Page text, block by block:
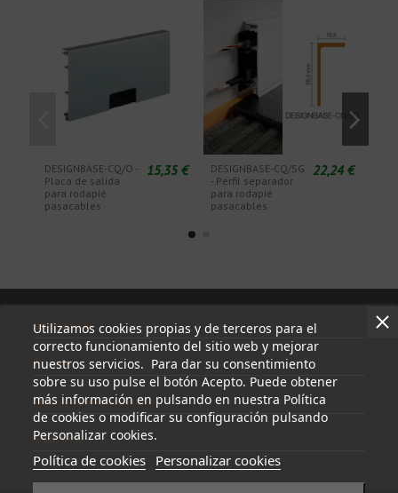
DESIGNBASE-CQ/O -
Placa de salida
para rodapié
pasacables
15,35 €
DESIGNBASE-CQ/SG
- Perfil separador
para rodapié
pasacables
22,24 €
Utilizamos cookies propias y de terceros para el
correcto funcionamiento del sitio web y mejorar
nuestros servicios. Para dar su consentimiento
sobre su uso pulse el botón Acepto. Puede obtener
más información en pulsando en nuestra Política
de cookies o modificar su configuración pulsando
Personalizar cookies.
Política de cookies Personalizar cookies
Información
Mi cuenta
Información de contacto
Síguenos